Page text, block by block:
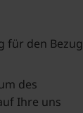
für den Bezug
des
Ihre uns